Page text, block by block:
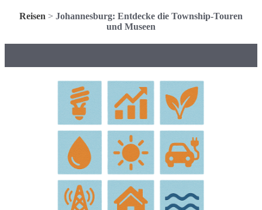
Reisen > Johannesburg: Entdecke die Township-Touren
und Museen